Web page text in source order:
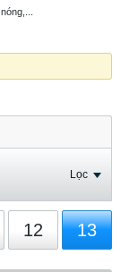
Lọc
12 13